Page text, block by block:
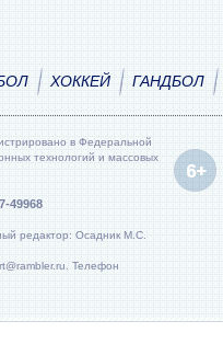
ХОККЕЙ ГАНДБОЛ
в Федеральной
технологий и массовых
49968
редактор: Осадник М.С.
Телефон